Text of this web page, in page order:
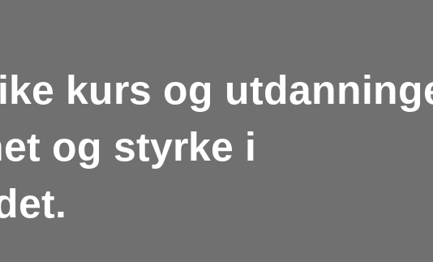
kurs og
og styrke i